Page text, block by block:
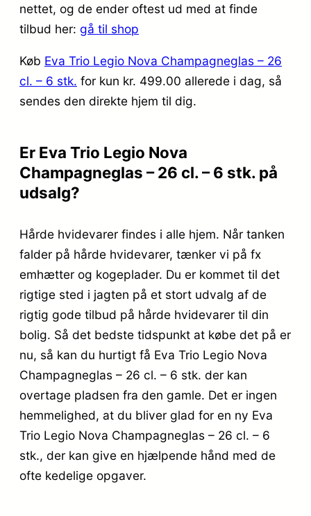
nettet, og de ender oftest ud med at finde
tilbud her: gå til shop
Køb Eva Trio Legio Nova Champagneglas – 26
cl. – 6 stk. for kun kr. 499.00 allerede i dag, så
sendes den direkte hjem til dig.
Er Eva Trio Legio Nova
Champagneglas – 26 cl. – 6 stk. på
udsalg?
Hårde hvidevarer findes i alle hjem. Når tanken
falder på hårde hvidevarer, tænker vi på fx
emhætter og kogeplader. Du er kommet til det
rigtige sted i jagten på et stort udvalg af de
rigtig gode tilbud på hårde hvidevarer til din
bolig. Så det bedste tidspunkt at købe det på er
nu, så kan du hurtigt få Eva Trio Legio Nova
Champagneglas – 26 cl. – 6 stk. der kan
overtage pladsen fra den gamle. Det er ingen
hemmelighed, at du bliver glad for en ny Eva
Trio Legio Nova Champagneglas – 26 cl. – 6
stk., der kan give en hjælpende hånd med de
ofte kedelige opgaver.